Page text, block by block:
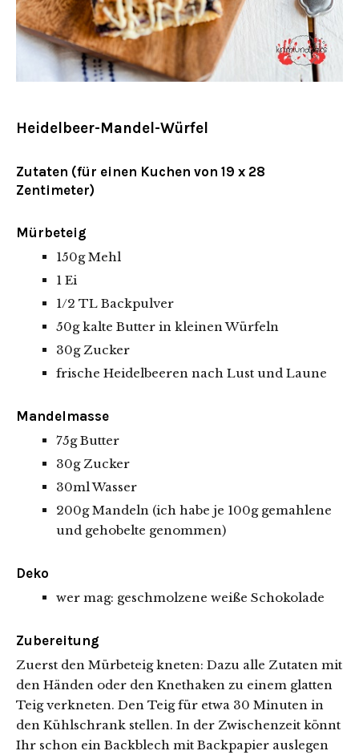
Heidelbeer-Mandel-Würfel
Zutaten (für einen Kuchen von 19 x 28
Zentimeter)
Mürbeteig
150g Mehl
1 Ei
1/2 TL Backpulver
50g kalte Butter in kleinen Würfeln
30g Zucker
frische Heidelbeeren nach Lust und Laune
Mandelmasse
75g Butter
30g Zucker
30ml Wasser
200g Mandeln (ich habe je 100g gemahlene
und gehobelte genommen)
Deko
wer mag: geschmolzene weiße Schokolade
Zubereitung
Zuerst den Mürbeteig kneten: Dazu alle Zutaten mit
den Händen oder den Knethaken zu einem glatten
Teig verkneten. Den Teig für etwa 30 Minuten in
den Kühlschrank stellen. In der Zwischenzeit könnt
Ihr schon ein Backblech mit Backpapier auslegen